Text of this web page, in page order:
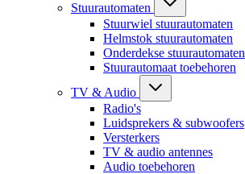
Stuurautomaten
Stuurwiel stuurautomaten
Helmstok stuurautomaten
Onderdekse stuurautomaten
Stuurautomaat toebehoren
TV & Audio
Radio's
Luidsprekers & subwoofers
Versterkers
TV & audio antennes
Audio toebehoren